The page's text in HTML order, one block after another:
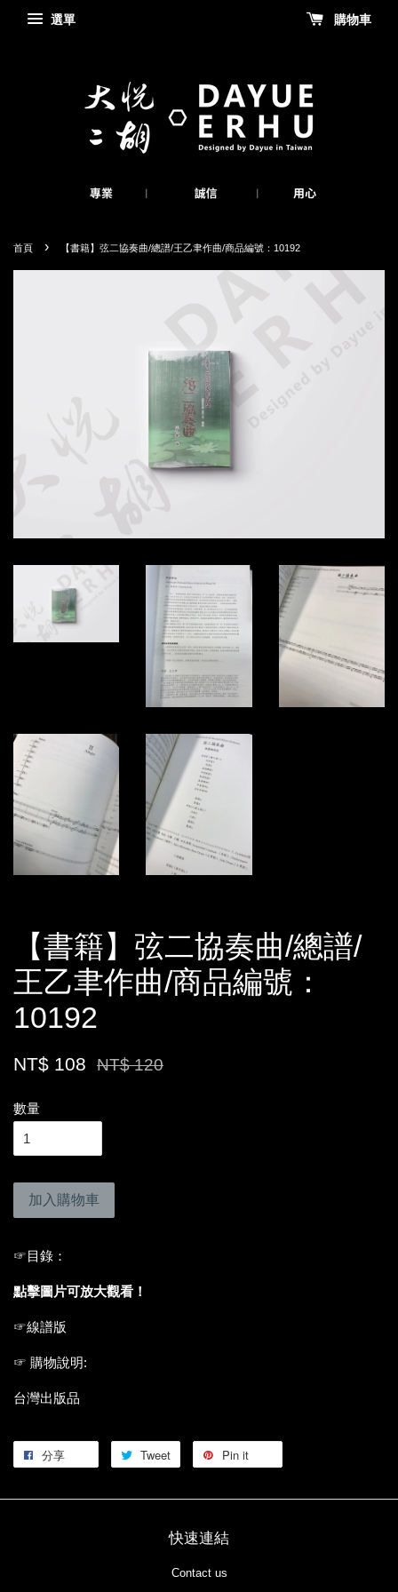
選單 購物車
首頁 › 【書籍】弦二協奏曲/總譜/王乙聿作曲/商品編號：10192
【書籍】弦二協奏曲/總譜/
王乙聿作曲/商品編號：
10192
NT$ 108 NT$ 120
數量
加入購物車
☞目錄：
點擊圖片可放大觀看！
☞線譜版
☞ 購物說明:
台灣出版品
分享 Tweet Pin it
快速連結
Contact us